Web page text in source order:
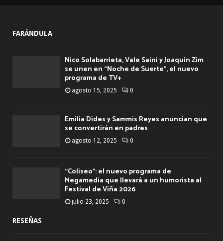
FARÁNDULA
Nico Solabarrieta, Vale Saini y Joaquín Zim
se unen en “Noche de Suerte”, el nuevo
programa de TV+
agosto 15, 2025 0
Emilia Dides y Sammis Reyes anuncian que
se convertirán en padres
agosto 12, 2025 0
“Coliseo”: el nuevo programa de
Megamedia que llevará a un humorista al
Festival de Viña 2026
julio 23, 2025 0
RESEÑAS